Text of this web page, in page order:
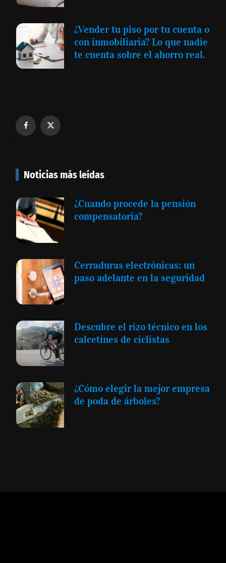
¿Vender tu piso por tu cuenta o
con inmobiliaria? Lo que nadie
te cuenta sobre el ahorro real.
Noticias más leídas
¿Cuando procede la pensión
compensatoria?
Cerraduras electrónicas: un
paso adelante en la seguridad
Descubre el rizo técnico en los
calcetines de ciclistas
¿Cómo elegir la mejor empresa
de poda de árboles?